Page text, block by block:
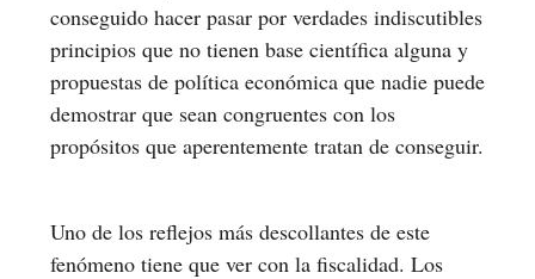
conseguido hacer pasar por verdades indiscutibles
principios que no tienen base científica alguna y
propuestas de política económica que nadie puede
demostrar que sean congruentes con los
propósitos que aperentemente tratan de conseguir.
Uno de los reflejos más descollantes de este
fenómeno tiene que ver con la fiscalidad. Los